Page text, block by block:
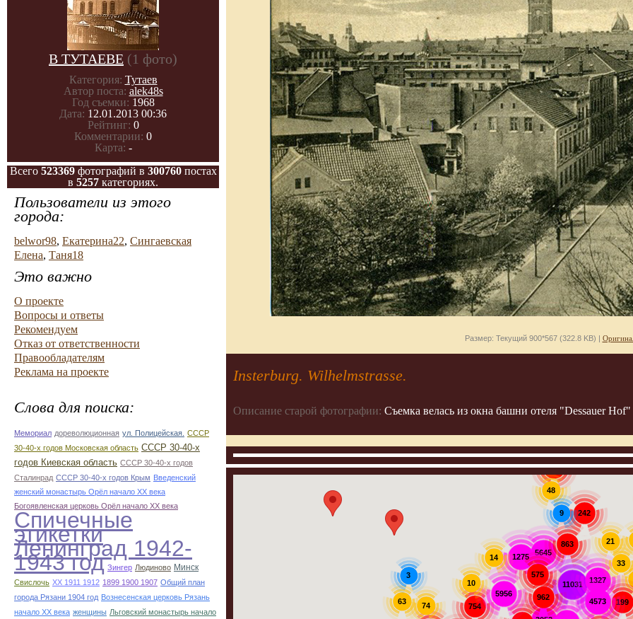
В ТУТАЕВЕ (1 фото)
Категория: Тутаев
Автор поста: alek48s
Год съемки: 1968
Дата: 12.01.2013 00:36
Рейтинг: 0
Комментарии: 0
Карта: -
Всего 523369фотографий в 300760постах
в 5257 категориях.
Пользователи из этого
города:
belwor98, Екатерина22, Сингаевская
Елена, Таня18
Это важно
О проекте
Вопросы и ответы
Рекомендуем
Отказ от ответственности
Правообладателям
Реклама на проекте
Слова для поиска:
Мемориал дореволюционная ул. Полицейская. СССР
30-40-х годов Московская область СССР 30-40-х
годов Киевская область СССР 30-40-х годов
Сталинрад СССР 30-40-х годов Крым Введенский
женский монастырь Орёл начало ХХ века
Богоявленская церковь Орёл начало ХХ века
Спичечные
этикетки
Ленинград 1942-
1943 год Зингер Людиново Минск
Свислочь XX 1911 1912 1899 1900 1907 Общий план
города Рязани 1904 год Вознесенская церковь Рязань
начало ХХ века женщины Льговский монастырь начало
Размер: Текущий 900*567 (322.8 KB) |
Insterburg. Wilhelmstrasse.
Описание старой фотографии: Съемка велась из окна башни отеля "Dessauer Hof"
5645
11031
754
5956 962
242
863
907
1275
1327
48
21
199
10
63 4573
74
575
33
14
9
3